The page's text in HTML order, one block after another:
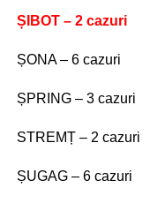
ȘIBOT – 2 cazuri
ȘONA – 6 cazuri
ȘPRING – 3 cazuri
STREMȚ – 2 cazuri
ȘUGAG – 6 cazuri